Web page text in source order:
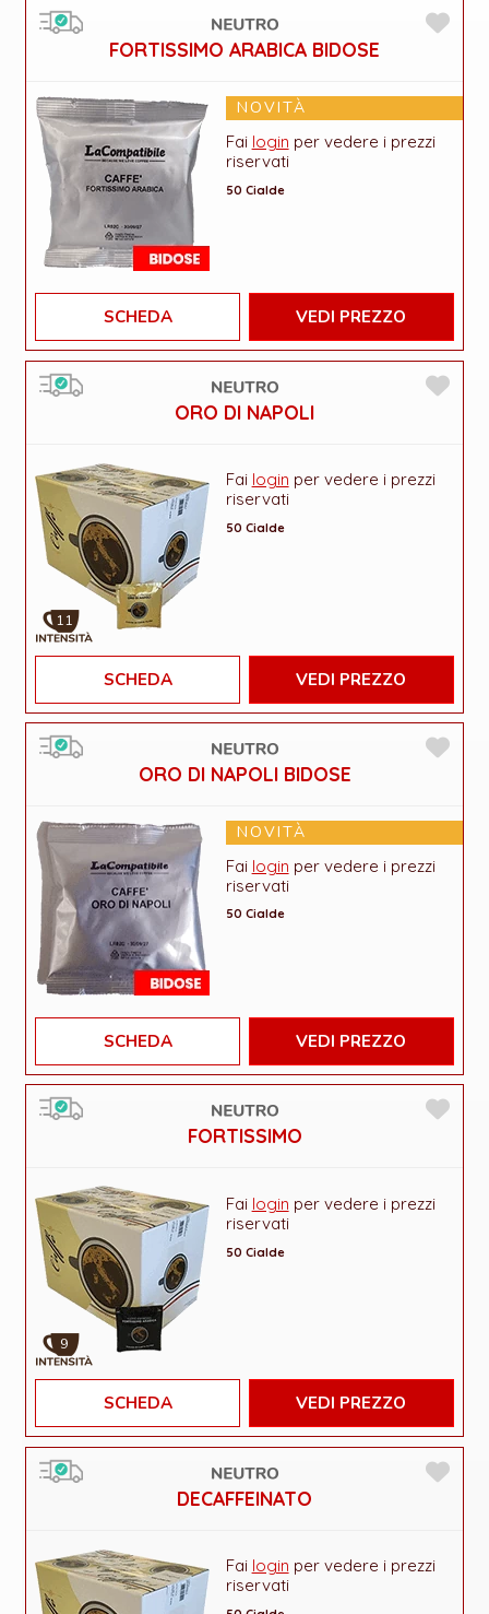
FORTISSIMO ARABICA BIDOSE
NOVITÀ
Fai login per vedere i prezzi
riservati
50 Cialde
SCHEDA VEDI PREZZO
ORO DI NAPOLI
11
Fai login per vedere i prezzi
riservati
50 Cialde
SCHEDA VEDI PREZZO
ORO DI NAPOLI BIDOSE
NOVITÀ
Fai login per vedere i prezzi
riservati
50 Cialde
SCHEDA VEDI PREZZO
FORTISSIMO
9
Fai login per vedere i prezzi
riservati
50 Cialde
SCHEDA VEDI PREZZO
DECAFFEINATO
Fai login per vedere i prezzi
riservati